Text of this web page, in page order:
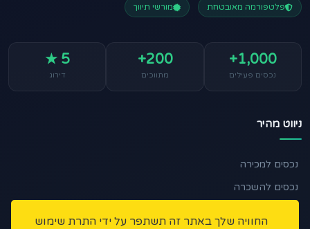
פלטפורמה מאובטחת מורשי תיווך
1,000+
נכסים פעילים
200+
מתווכים
5 ★
דירוג
ניווט מהיר
נכסים למכירה
נכסים להשכרה
החוויה שלך באתר זה תשתפר על ידי התרת שימוש